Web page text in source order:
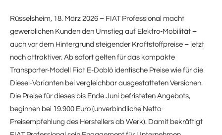
Rüsselsheim, 18. März 2026 – FIAT Professional macht
gewerblichen Kunden den Umstieg auf Elektro-Mobilität –
auch vor dem Hintergrund steigender Kraftstoffpreise – jetzt
noch attraktiver. Ab sofort gelten für das kompakte
Transporter-Modell Fiat E-Doblò identische Preise wie für die
Diesel-Varianten bei vergleichbar ausgestatteten Versionen.
Die Preise für dieses bis Ende Juni befristeten Angebots,
beginnen bei 19.900 Euro (unverbindliche Netto-
Preisempfehlung des Herstellers ab Werk). Damit bekräftigt